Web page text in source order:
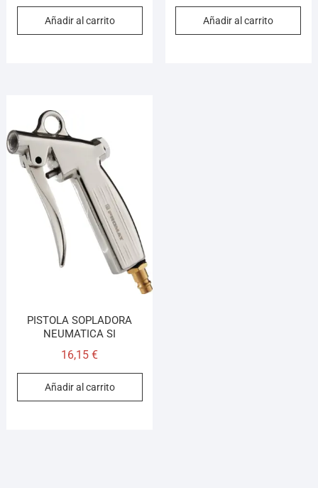
Añadir al carrito Añadir al carrito
PISTOLA SOPLADORA
NEUMATICA SI
16,15€
Añadir al carrito